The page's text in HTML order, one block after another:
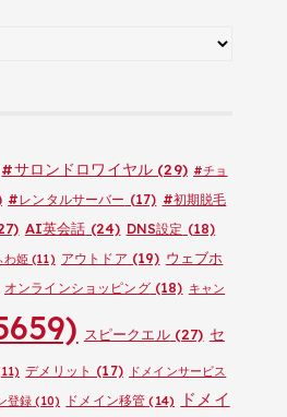
#サロンドロワイヤル (29) #チョ
#レンタルサーバー (17) #初期脱毛
AI英会話 (24) DNS設定 (18)
わ姫(11) アウトドア (19) ウェブホ
オンラインショッピング(18) キャン
スピークエル(27) セ
デメリット (17)
ドメインサービス
登録 (10) ドメイン移管 (14)
ドメイ